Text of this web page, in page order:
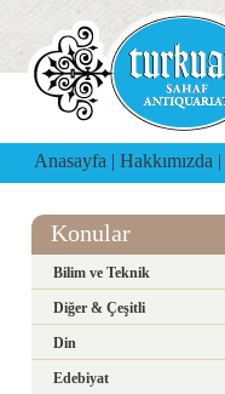
Anasayfa | Hakkımızda |
Konular
Bilim ve Teknik
Diğer & Çeşitli
Din
Edebiyat